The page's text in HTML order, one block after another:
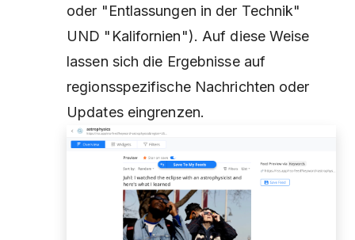
oder "Entlassungen in der Technik"
UND "Kalifornien"). Auf diese Weise
lassen sich die Ergebnisse auf
regionsspezifische Nachrichten oder
Updates eingrenzen.